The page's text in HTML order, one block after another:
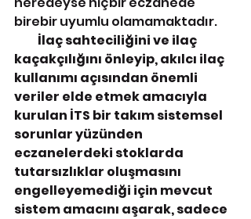
birebir uyumlu olamamaktadır.
        İlaç sahteciliğini ve ilaç
kaçakçılığını önleyip, akılcı ilaç
kullanımı açısından önemli
veriler elde etmek amacıyla
kurulan İTS bir takım sistemsel
sorunlar yüzünden
eczanelerdeki stoklarda
tutarsızlıklar oluşmasını
engelleyemediği için mevcut
sistem amacını aşarak, sadece